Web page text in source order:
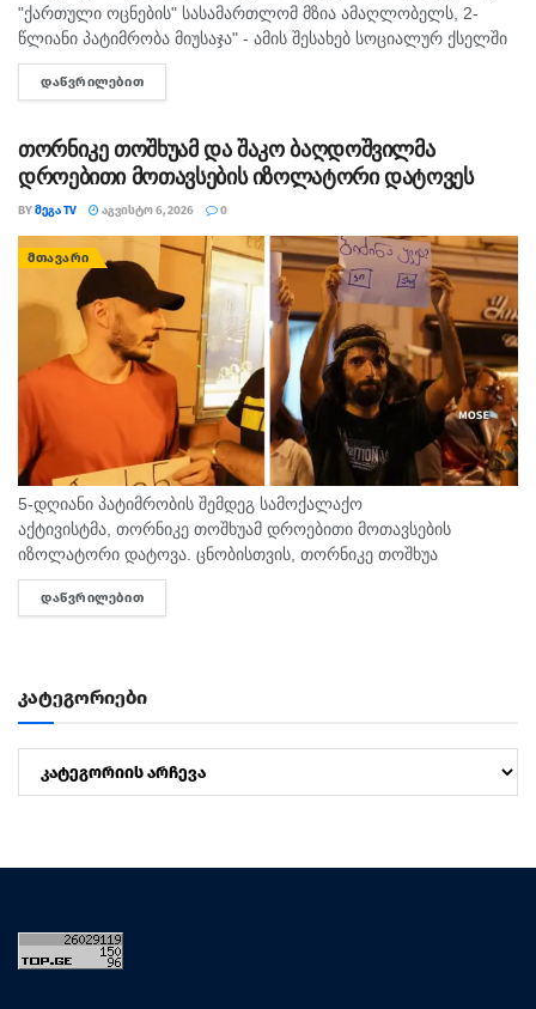
"ქართული ოცნების" სასამართლომ მზია ამაღლობელს, 2-
წლიანი პატიმრობა მიუსაჯა" - ამის შესახებ სოციალურ ქსელში
"მედიის ადვოკატირების კოალიცია" წერს და დაკავებულ
ჟურნალისტს სოლიდარობას უცხადებს. ორგანიზაცია...
ᲓᲐᲬᲕᲠᲘᲚᲔᲑᲘᲗ
თორნიკე თოშხუამ და შაკო ბაღდოშვილმა
დროებითი მოთავსების იზოლატორი დატოვეს
BYᲛᲔᲒᲐ TV ᲐᲒᲕᲘᲡᲢᲝ 6, 2026 0
ᲛᲗᲐᲕᲐᲠᲘ
5-დღიანი პატიმრობის შემდეგ სამოქალაქო
აქტივისტმა, თორნიკე თოშხუამ დროებითი მოთავსების
იზოლატორი დატოვა. ცნობისთვის, თორნიკე თოშხუა
პოლიციამ 31 ივლისს, თბილისის საკრებულოსთან
დააკავა. მას ხელში ეკავა ბანერი "ბიძინა ყ - არაა/არის?".
ᲓᲐᲬᲕᲠᲘᲚᲔᲑᲘᲗ
კატეგორიები
კატეგორიები